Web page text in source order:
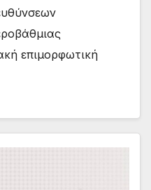
επιμορφωτική